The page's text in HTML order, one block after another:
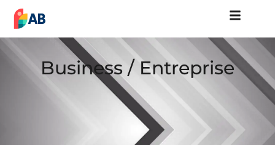
Business / Entreprise